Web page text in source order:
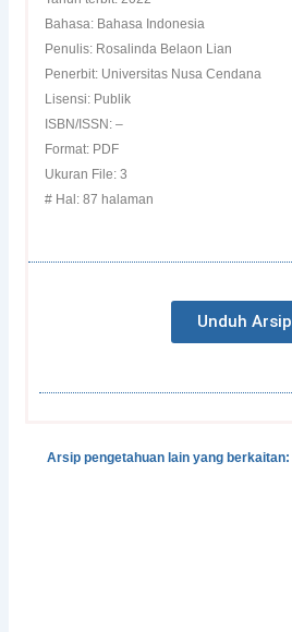
Bahasa: Bahasa Indonesia
Penulis: Rosalinda Belaon Lian
Penerbit: Universitas Nusa Cendana
Lisensi: Publik
ISBN/ISSN: –
Format: PDF
Ukuran File: 3
# Hal: 87 halaman
Unduh Arsip
Arsip pengetahuan lain yang berkaitan: